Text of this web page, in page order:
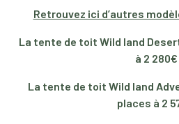
Retrouvez ici d’autres
La tente de toit Wild land
à 2 280€
La tente de toit Wild land
places à 2